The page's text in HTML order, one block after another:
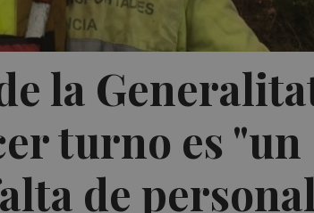
la
turno es "un
de